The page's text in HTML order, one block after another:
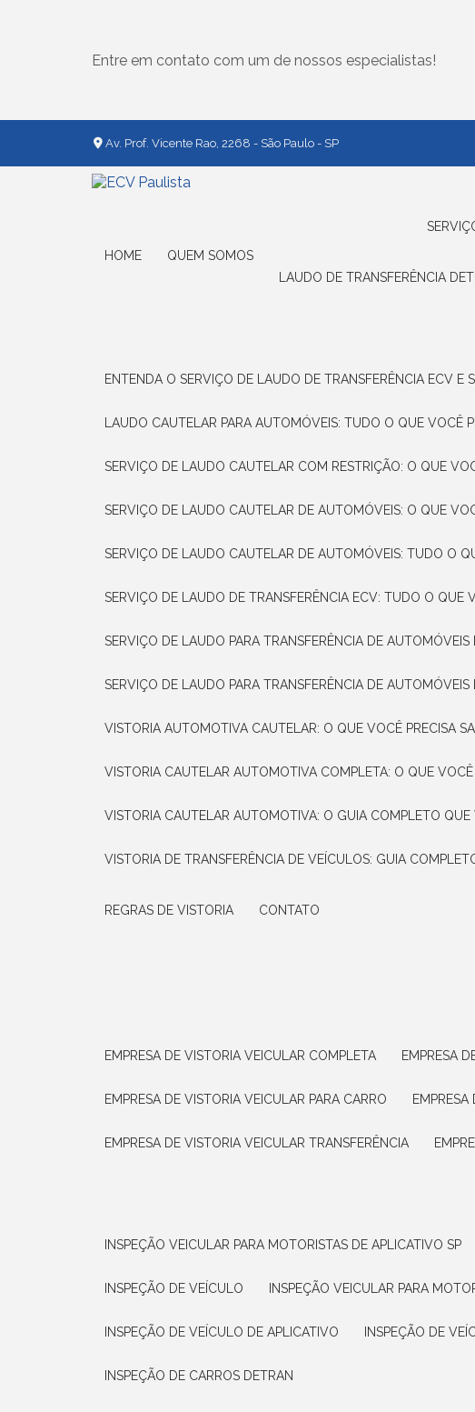
Entre em contato com um de nossos especialistas!
Av. Prof. Vicente Rao, 2268 - São Paulo - SP
HOME QUEM SOMOS
LAUDO DE TRANSFERÊNCIA
ENTENDA O SERVIÇO DE LAUDO DE TRANSFERÊNCIA ECV E
LAUDO CAUTELAR PARA AUTOMÓVEIS: TUDO O QUE VOCÊ
SERVIÇO DE LAUDO CAUTELAR COM RESTRIÇÃO: O QUE
SERVIÇO DE LAUDO CAUTELAR DE AUTOMÓVEIS: O QUE
SERVIÇO DE LAUDO CAUTELAR DE AUTOMÓVEIS: TUDO O
SERVIÇO DE LAUDO DE TRANSFERÊNCIA ECV: TUDO O QUE
SERVIÇO DE LAUDO PARA TRANSFERÊNCIA DE
SERVIÇO DE LAUDO PARA TRANSFERÊNCIA DE AUTOMÓVEIS
VISTORIA AUTOMOTIVA CAUTELAR: O QUE VOCÊ PRECISA
VISTORIA CAUTELAR AUTOMOTIVA COMPLETA: O QUE VOCÊ
VISTORIA CAUTELAR AUTOMOTIVA: O GUIA COMPLETO QUE
VISTORIA DE TRANSFERÊNCIA DE VEÍCULOS: GUIA
REGRAS DE VISTORIA CONTATO
EMPRESA DE VISTORIA VEICULAR COMPLETA EMPRESA
EMPRESA DE VISTORIA VEICULAR PARA CARRO
EMPRESA DE VISTORIA VEICULAR TRANSFERÊNCIA
INSPEÇÃO VEICULAR PARA MOTORISTAS DE APLICATIVO SP
INSPEÇÃO DE VEÍCULO INSPEÇÃO VEICULAR PARA
INSPEÇÃO DE VEÍCULO DE APLICATIVO INSPEÇÃO DE
INSPEÇÃO DE CARROS DETRAN